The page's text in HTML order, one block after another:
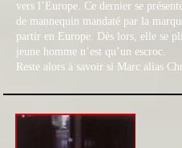
vers l’Europe. Ce dernier se
de mannequin mandaté par la
partir en Europe. Dès lors, elle se
jeune homme n’est qu’un escroc.
Reste alors à savoir si Marc alias